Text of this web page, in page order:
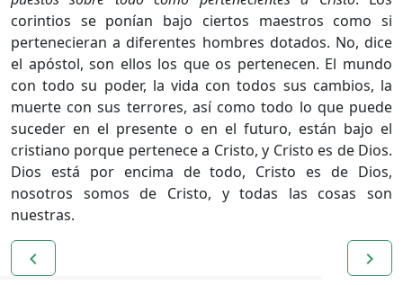
corintios se ponían bajo ciertos maestros como si
pertenecieran a diferentes hombres dotados. No, dice
el apóstol, son ellos los que os pertenecen. El mundo
con todo su poder, la vida con todos sus cambios, la
muerte con sus terrores, así como todo lo que puede
suceder en el presente o en el futuro, están bajo el
cristiano porque pertenece a Cristo, y Cristo es de Dios.
Dios está por encima de todo, Cristo es de Dios,
nosotros somos de Cristo, y todas las cosas son
nuestras.
navigate_before navigate_next